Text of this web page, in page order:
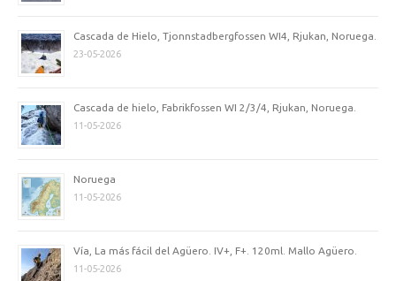
Cascada de Hielo, Tjonnstadbergfossen WI4, Rjukan, Noruega.
23-05-2026
Cascada de hielo, Fabrikfossen WI 2/3/4, Rjukan, Noruega.
11-05-2026
Noruega
11-05-2026
Vía, La más fácil del Agüero. IV+, F+. 120ml. Mallo Agüero.
11-05-2026